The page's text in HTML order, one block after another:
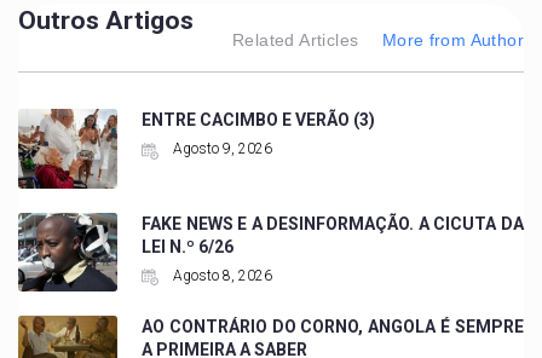
Outros Artigos
Related Articles More from Author
ENTRE CACIMBO E VERÃO (3)
Agosto 9, 2026
FAKE NEWS E A DESINFORMAÇÃO. A CICUTA DA
LEI N.º 6/26
Agosto 8, 2026
AO CONTRÁRIO DO CORNO, ANGOLA É SEMPRE
A PRIMEIRA A SABER